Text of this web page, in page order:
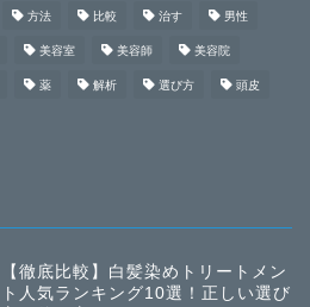
方法 比較 治す 男性
美容室 美容師 美容院
薬 解析 選び方 頭皮
【徹底比較】白髪染めトリートメン
ト人気ランキング10選！正しい選び